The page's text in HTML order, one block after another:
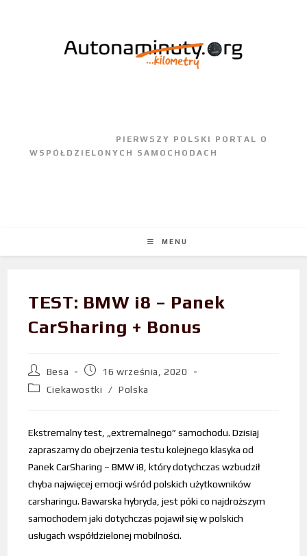
MENU
TEST: BMW i8 – Panek
CarSharing + Bonus
Besa
16 września, 2020
Ciekawostki
/ Polska
Ekstremalny test, „extremalnego” samochodu. Dzisiaj
zapraszamy do obejrzenia testu kolejnego klasyka od
Panek CarSharing – BMW i8, który dotychczas wzbudził
chyba najwięcej emocji wśród polskich użytkowników
carsharingu. Bawarska hybryda, jest póki co najdroższym
samochodem jaki dotychczas pojawił się w polskich
usługach współdzielonej mobilności.